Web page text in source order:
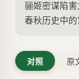
骊姬密谋陷
春秋历史中的
对照 原